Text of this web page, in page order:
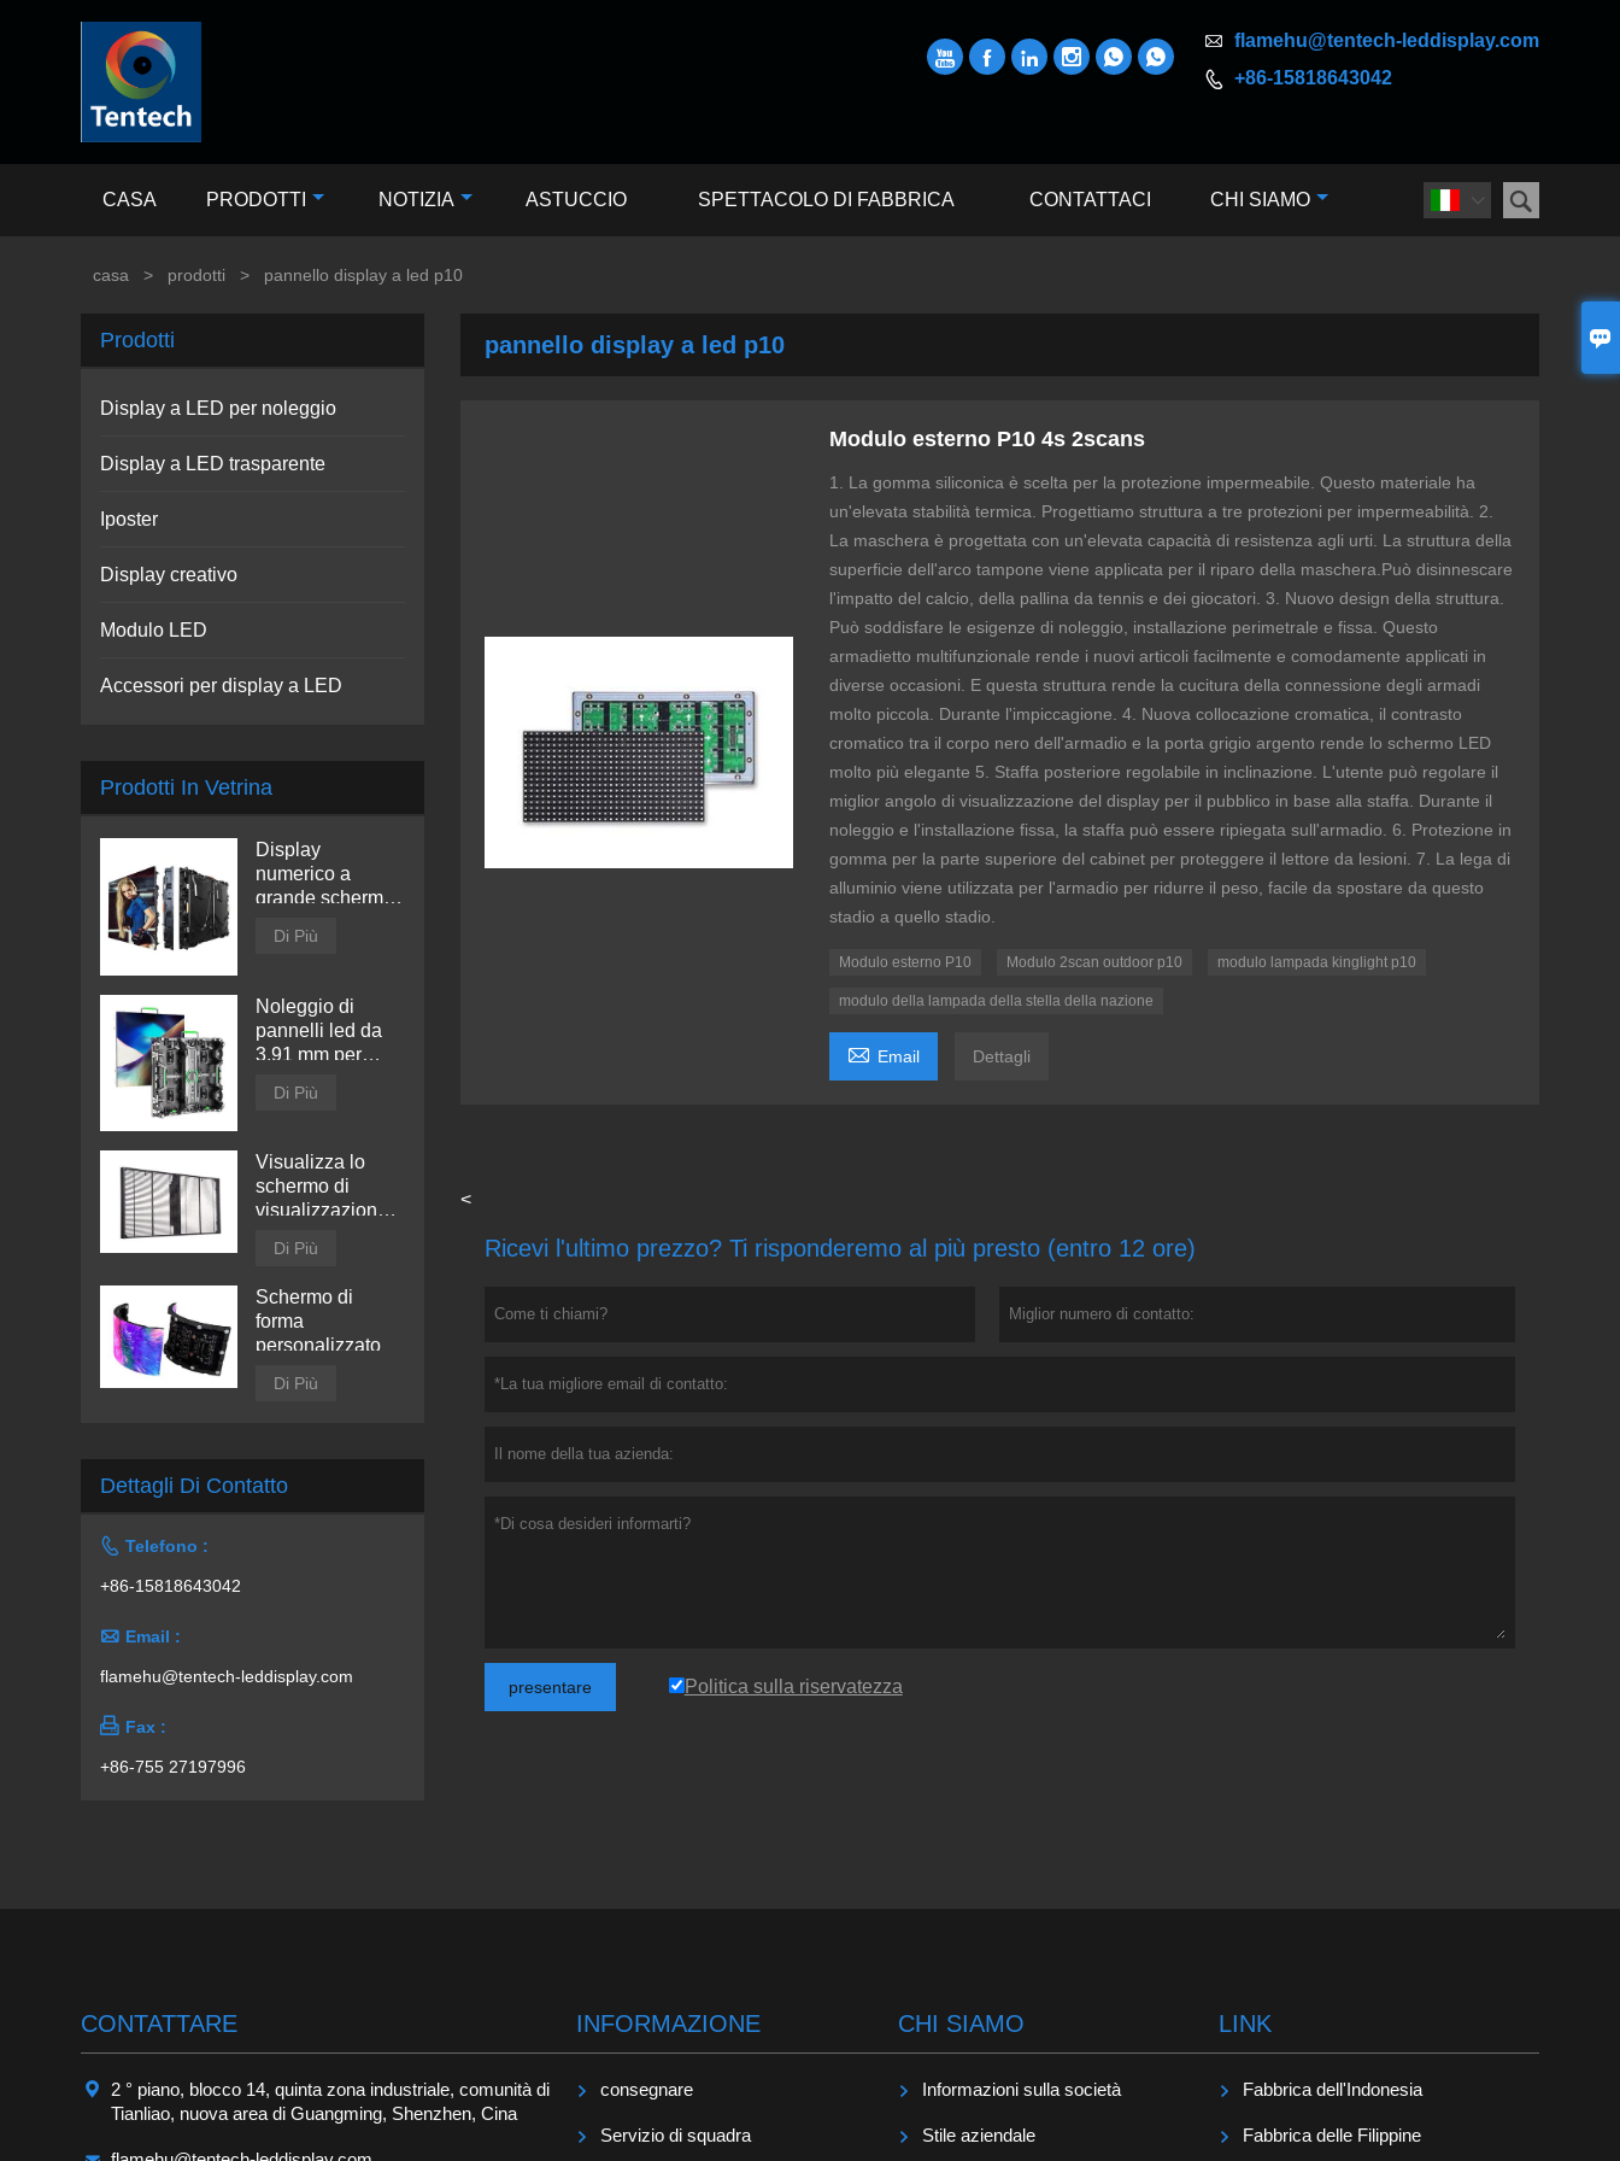

 flamehu@tentech-leddisplay.com
 +86-15818643042
     
 
CASA PRODOTTI NOTIZIA ASTUCCIO SPETTACOLO DI FABBRICA CONTATTACI CHI SIAMO
casa > prodotti > pannello display a led p10
pannello display a led p10
Modulo esterno P10 4s 2scans
1. La gomma siliconica è scelta per la protezione impermeabile. Questo materiale ha
un'elevata stabilità termica. Progettiamo struttura a tre protezioni per impermeabilità. 2.
La maschera è progettata con un'elevata capacità di resistenza agli urti. La struttura della
superficie dell'arco tampone viene applicata per il riparo della maschera.Può disinnescare
l'impatto del calcio, della pallina da tennis e dei giocatori. 3. Nuovo design della struttura.
Può soddisfare le esigenze di noleggio, installazione perimetrale e fissa. Questo
armadietto multifunzionale rende i nuovi articoli facilmente e comodamente applicati in
diverse occasioni. E questa struttura rende la cucitura della connessione degli armadi
molto piccola. Durante l'impiccagione. 4. Nuova collocazione cromatica, il contrasto
cromatico tra il corpo nero dell'armadio e la porta grigio argento rende lo schermo LED
molto più elegante 5. Staffa posteriore regolabile in inclinazione. L'utente può regolare il
miglior angolo di visualizzazione del display per il pubblico in base alla staffa. Durante il
noleggio e l'installazione fissa, la staffa può essere ripiegata sull'armadio. 6. Protezione in
gomma per la parte superiore del cabinet per proteggere il lettore da lesioni. 7. La lega di
alluminio viene utilizzata per l'armadio per ridurre il peso, facile da spostare da questo
stadio a quello stadio.
Modulo esterno P10 Modulo 2scan outdoor p10 modulo lampada kinglight p10
modulo della lampada della stella della nazione
 Email Dettagli
<
Ricevi l'ultimo prezzo? Ti risponderemo al più presto (entro 12 ore)
presentare Politica sulla riservatezza
Prodotti
Display a LED per noleggio
Display a LED trasparente
Iposter
Display creativo
Modulo LED
Accessori per display a LED
Prodotti In Vetrina
Display
numerico a
grande schermo
Di Più
Noleggio di
pannelli led da
3,91 mm per
Di Più
Visualizza lo
schermo di
visualizzazione
LEDDi Più
Schermo di
forma
personalizzato
Di Più
Dettagli Di Contatto
 Telefono :
+86-15818643042
 Email :
flamehu@tentech-leddisplay.com
 Fax :
+86-755 27197996
CONTATTARE

2 ° piano, blocco 14, quinta zona industriale, comunità di
Tianliao, nuova area di Guangming, Shenzhen, Cina
INFORMAZIONE
consegnare
Servizio di squadra
CHI SIAMO
Informazioni sulla società
Stile aziendale
LINK
Fabbrica dell'Indonesia
Fabbrica delle Filippine